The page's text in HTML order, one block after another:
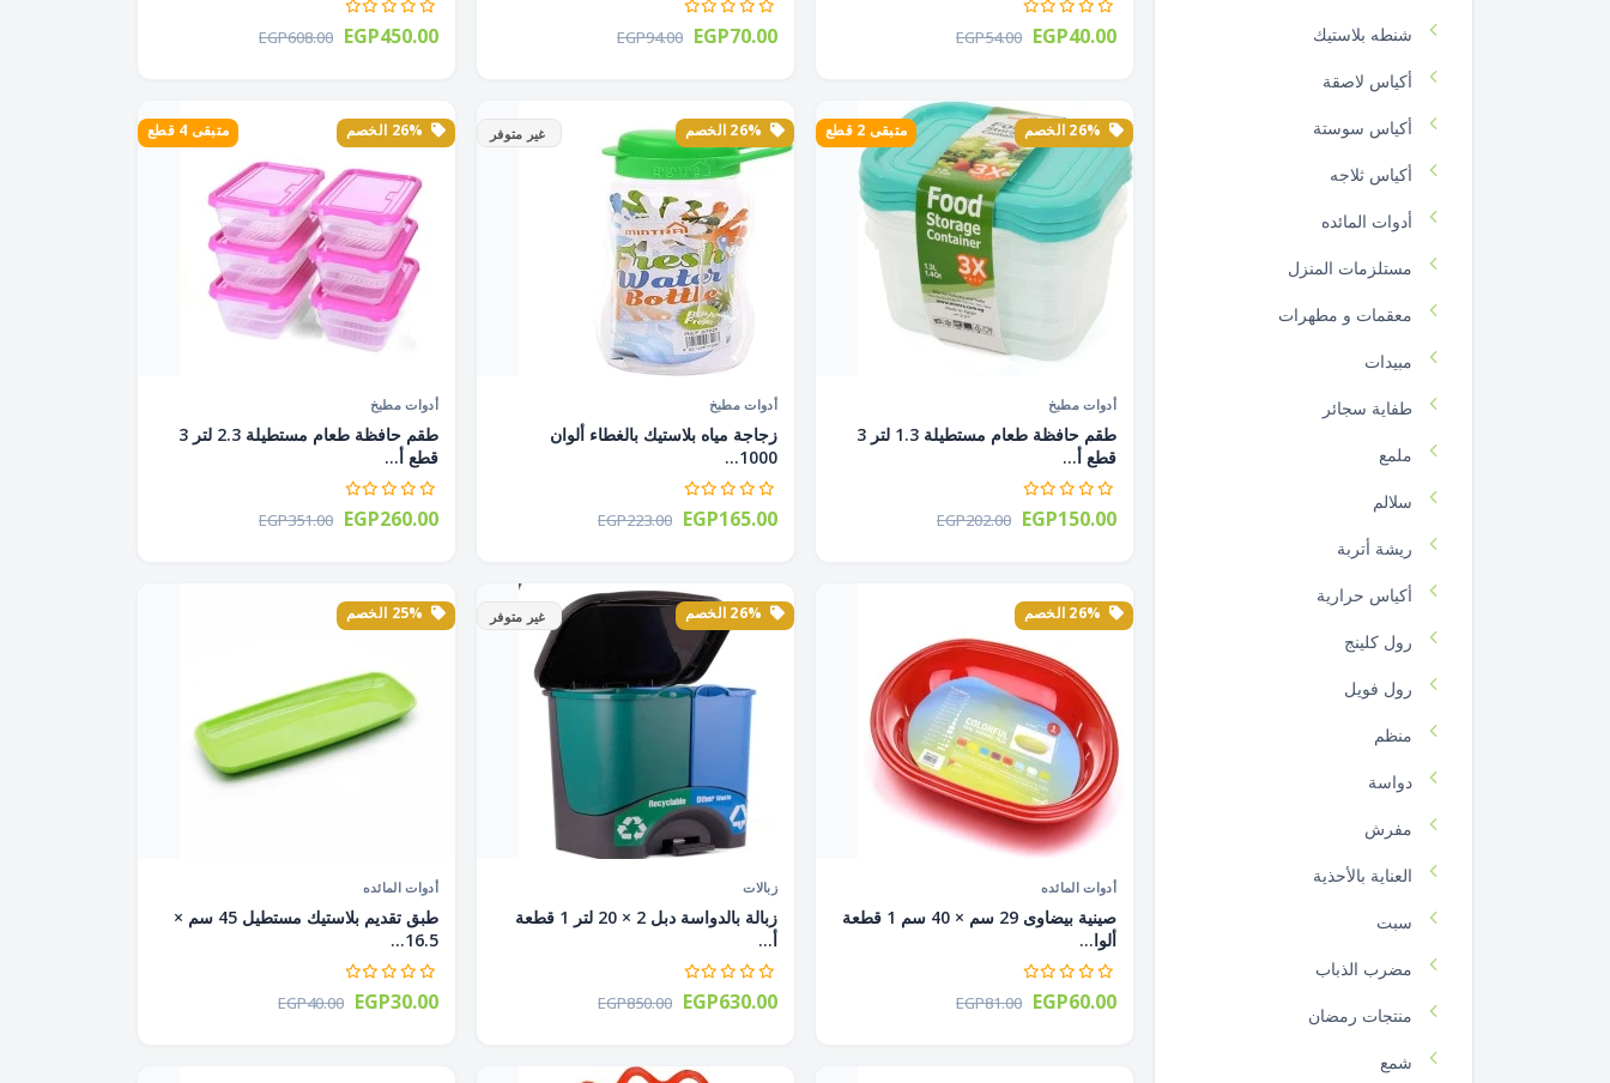
EGP54.00 EGP40.00
EGP94.00 EGP70.00
EGP608.00 EGP450.00
متبقى 2 قطع
أدوات مطبخ
طقم حافظة طعام مستطيلة 1.3 لتر 3
قطع أ...
EGP202.00 EGP150.00
غير متوفر
أدوات مطبخ
زجاجة مياه بلاستيك بالغطاء ألوان
1000...
EGP223.00 EGP165.00
متبقى 4 قطع
أدوات مطبخ
طقم حافظة طعام مستطيلة 2.3 لتر 3
قطع أ...
EGP351.00 EGP260.00
أدوات المائده
صينية بيضاوى 29 سم × 40 سم 1 قطعة
ألوا...
EGP81.00 EGP60.00
غير متوفر
زبالات
زبالة بالدواسة دبل 2 × 20 لتر 1 قطعة
أ...
EGP850.00 EGP630.00
أدوات المائده
طبق تقديم بلاستيك مستطيل 45 سم ×
16.5...
EGP40.00 EGP30.00
شنطه بلاستيك
أكياس لاصقة
أكياس سوستة
أكياس ثلاجه
أدوات المائده
مستلزمات المنزل
معقمات و مطهرات
مبيدات
طفاية سجائر
ملمع
سلالم
ريشة أتربة
أكياس حرارية
رول كلينج
رول فويل
منظم
دواسة
مفرش
العناية بالأحذية
سبت
مضرب الذباب
منتجات رمضان
شمع